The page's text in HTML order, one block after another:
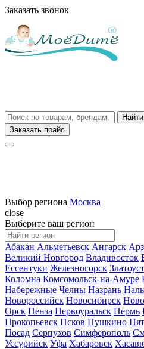
Заказать звонок
Заказать прайс
Выбор региона Москва
close
Выберите ваш регион
Абакан Альметьевск Ангарск
Великий Новгород Владивосток
Ессентуки Железногорск Златоуст
Коломна Комсомольск-на-Амуре
Набережные Челны Назрань
Новороссийск Новосибирск
Орск Пенза Первоуральск Пермь
Прокопьевск Псков Пушкино
Посад Серпухов Симферополь
Уссурийск Уфа Хабаровск